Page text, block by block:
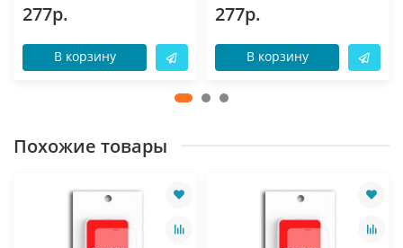
277р.
В корзину
277р.
В корзину
Похожие товары